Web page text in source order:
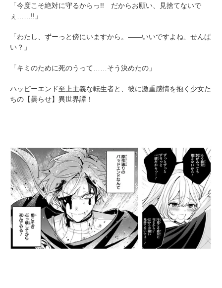
「今度こそ絶対に守るからっ!! だからお願い、見捨てないで
ぇ……!!」
「わたし、ずーっと傍にいますから。――いいですよね、せんぱ
い？」
「キミのために死のうって……そう決めたの」
ハッピーエンド至上主義な転生者と、彼に激重感情を抱く少女た
ちの【曇らせ】異世界譚！